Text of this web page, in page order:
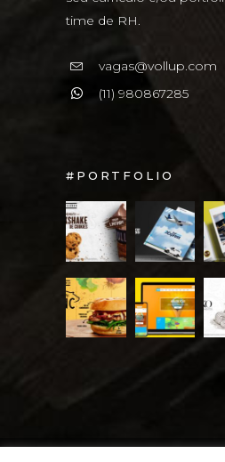
time de RH.
vagas@vollup.com
(11) 980867285
#PORTFOLIO